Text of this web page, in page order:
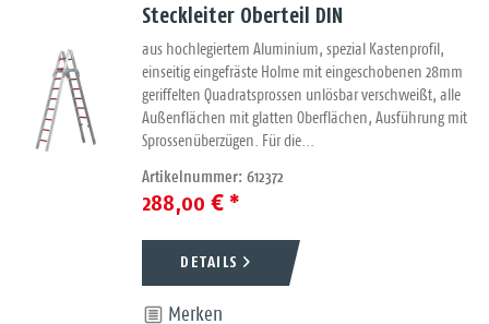
Steckleiter Oberteil DIN
aus hochlegiertem Aluminium, spezial Kastenprofil,
einseitig eingefräste Holme mit eingeschobenen 28mm
geriffelten Quadratsprossen unlösbar verschweißt, alle
Außenflächen mit glatten Oberflächen, Ausführung mit
Sprossenüberzügen. Für die...
Artikelnummer: 612372
288,00 € *
DETAILS
Merken